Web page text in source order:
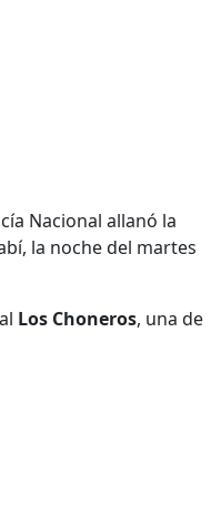
Nacional allanó la
la noche del martes
Los Choneros, una de